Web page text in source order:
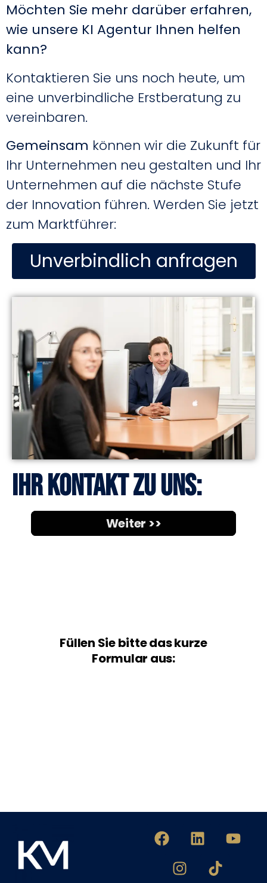
Möchten Sie mehr darüber erfahren,
wie unsere KI Agentur Ihnen helfen
kann?
Kontaktieren Sie uns noch heute, um
eine unverbindliche Erstberatung zu
vereinbaren.
Gemeinsam können wir die Zukunft für
Ihr Unternehmen neu gestalten und Ihr
Unternehmen auf die nächste Stufe
der Innovation führen. Werden Sie jetzt
zum Marktführer:
Unverbindlich anfragen
Ihr Kontakt zu uns: